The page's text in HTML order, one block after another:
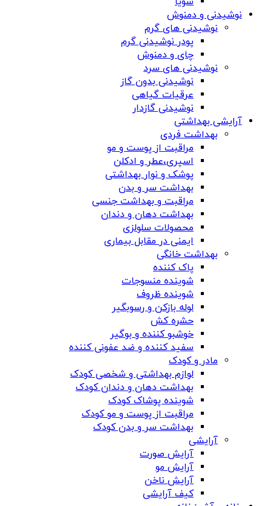
نوشیدنی و دمنوش
نوشیدنی های گرم
پودر نوشیدنی گرم
چای و دمنوش
نوشیدنی های سرد
نوشیدنی بدون گاز
عرقیات گیاهی
نوشیدنی گازدار
آرایشی بهداشتی
بهداشت فردی
مراقبت از پوست و مو
اسپری،عطر و ادکلن
پوشک و نوار بهداشتی
بهداشت سر و بدن
مراقبت و بهداشت جنسی
بهداشت دهان و دندان
محصولات سلولزی
ایمنی در مقابل بیماری
بهداشت خانگی
پاک کننده
شوینده منسوجات
شوینده ظروف
لوله بازکن و رسوبگیر
حشره کش
خوشبو کننده و بوگیر
سفید کننده و ضد عفونی کننده
مادر و کودک
لوازم بهداشتی و شخصی کودک
بهداشت دهان و دندان کودک
شوینده پوشاک کودک
مراقبت از پوست و مو کودک
بهداشت سر و بدن کودک
آرایشی
آرایش صورت
آرایش مو
آرایش ناخن
کیف آرایشی